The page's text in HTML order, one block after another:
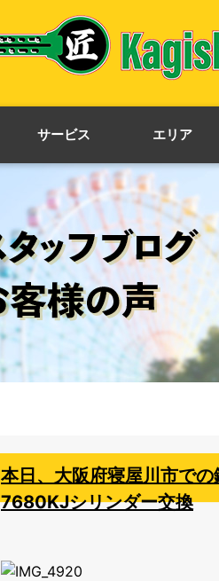
サービス エリア
本日、大阪府寝屋川市で
7680KJシリンダー交換